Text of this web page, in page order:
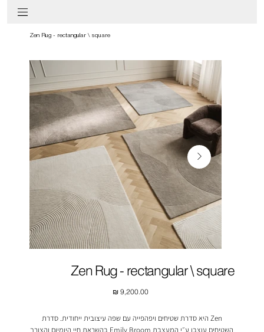
Zen Rug - rectangular \ square
Zen Rug - rectangular \ square
מחיר
Zen היא סדרת שטיחים ויפהפייה עם שפה עיצובית ייחודית. סדרת
השטיחים עוצבו ע״י המעצבת Emily Broom בהשראת חיי היומיום והצורך